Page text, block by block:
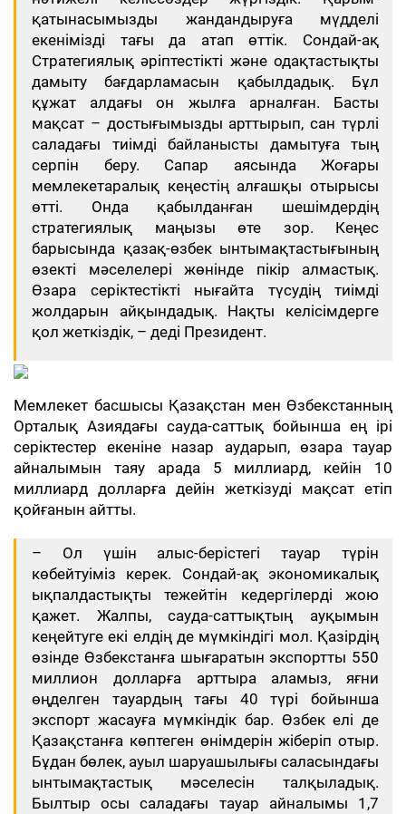
қатынасымызды жандандыруға мүдделі
екенімізді тағы да атап өттік. Сондай-ақ
Стратегиялық әріптестікті және одақтастықты
дамыту бағдарламасын қабылдадық. Бұл
құжат алдағы он жылға арналған. Басты
мақсат – достығымызды арттырып, сан түрлі
саладағы тиімді байланысты дамытуға тың
серпін беру. Сапар аясында Жоғары
мемлекетаралық кеңестің алғашқы отырысы
өтті. Онда қабылданған шешімдердің
стратегиялық маңызы өте зор. Кеңес
барысында қазақ-өзбек ынтымақтастығының
өзекті мәселелері жөнінде пікір алмастық.
Өзара серіктестікті нығайта түсудің тиімді
жолдарын айқындадық. Нақты келісімдерге
қол жеткіздік, – деді Президент.
Мемлекет басшысы Қазақстан мен Өзбекстанның
Орталық Азиядағы сауда-саттық бойынша ең ірі
серіктестер екеніне назар аударып, өзара тауар
айналымын таяу арада 5 миллиард, кейін 10
миллиард долларға дейін жеткізуді мақсат етіп
қойғанын айтты.
– Ол үшін алыс-берістегі тауар түрін
көбейтуіміз керек. Сондай-ақ экономикалық
ықпалдастықты тежейтін кедергілерді жою
қажет. Жалпы, сауда-саттықтың ауқымын
кеңейтуге екі елдің де мүмкіндігі мол. Қазірдің
өзінде Өзбекстанға шығаратын экспортты 550
миллион долларға арттыра аламыз, яғни
өңделген тауардың тағы 40 түрі бойынша
экспорт жасауға мүмкіндік бар. Өзбек елі де
Қазақстанға көптеген өнімдерін жіберіп отыр.
Бұдан бөлек, ауыл шаруашылығы саласындағы
ынтымақтастық мәселесін талқыладық.
Былтыр осы саладағы тауар айналымы 1,7